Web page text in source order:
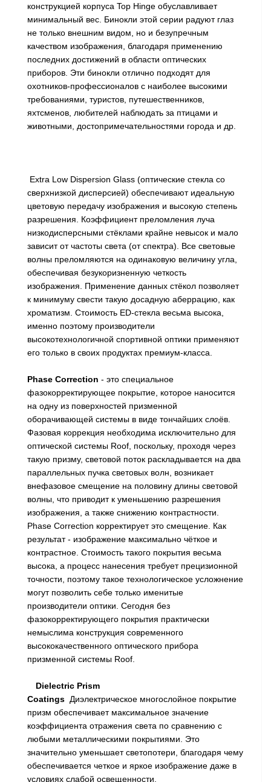
конструкцией корпуса Top Hinge обуславливает
минимальный вес. Бинокли этой серии радуют глаз
не только внешним видом, но и безупречным
качеством изображения, благодаря применению
последних достижений в области оптических
приборов. Эти бинокли отлично подходят для
охотников-профессионалов с наиболее высокими
требованиями, туристов, путешественников,
яхтсменов, любителей наблюдать за птицами и
животными, достопримечательностями города и др.
Extra Low Dispersion Glass (оптические стекла со
сверхнизкой дисперсией) обеспечивают идеальную
цветовую передачу изображения и высокую степень
разрешения. Коэффициент преломления луча
низкодисперсными стёклами крайне невысок и мало
зависит от частоты света (от спектра). Все световые
волны преломляются на одинаковую величину угла,
обеспечивая безукоризненную четкость
изображения. Применение данных стёкол позволяет
к минимуму свести такую досадную аберрацию, как
хроматизм. Стоимость ED-стекла весьма высока,
именно поэтому производители
высокотехнологичной спортивной оптики применяют
его только в своих продуктах премиум-класса.
Phase Correction - это специальное
фазокорректирующее покрытие, которое наносится
на одну из поверхностей призменной
оборачивающей системы в виде тончайших слоёв.
Фазовая коррекция необходима исключительно для
оптической системы Roof, поскольку, проходя через
такую призму, световой поток раскладывается на два
параллельных пучка световых волн, возникает
внефазовое смещение на половину длины световой
волны, что приводит к уменьшению разрешения
изображения, а также снижению контрастности.
Phase Correction корректирует это смещение. Как
результат - изображение максимально чёткое и
контрастное. Стоимость такого покрытия весьма
высока, а процесс нанесения требует прецизионной
точности, поэтому такое технологическое усложнение
могут позволить себе только именитые
производители оптики. Сегодня без
фазокорректирующего покрытия практически
немыслима конструкция современного
высококачественного оптического прибора
призменной системы Roof.
Dielectric Prism
Coatings Диэлектрическое многослойное покрытие
призм обеспечивает максимальное значение
коэффициента отражения света по сравнению с
любыми металлическими покрытиями. Это
значительно уменьшает светопотери, благодаря чему
обеспечивается четкое и яркое изображение даже в
условиях слабой освещенности.